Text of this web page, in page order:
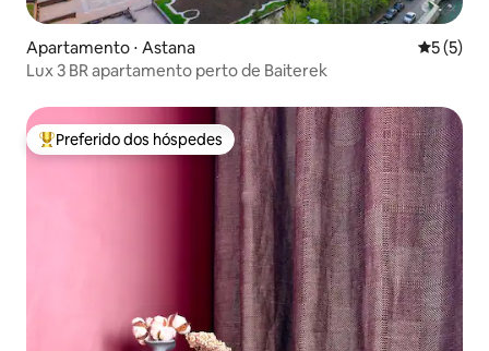
Apartamento ⋅ Astana 5 de
5 (5)
Lux 3 BR apartamento perto de Baiterek
Entre os melhores preferidos dos hóspedes
Preferido dos hóspedes